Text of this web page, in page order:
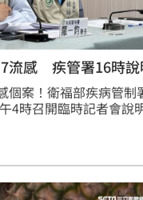
流感 疾管署16時說
個案！衛福部疾病管制
4時召開臨時記者會說
席說明個案情形。（記